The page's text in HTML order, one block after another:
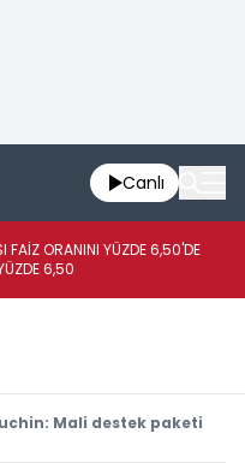
Canlı
FAİZ ORANINI YÜZDE 6,50'DE
6,50
Mali destek paketi